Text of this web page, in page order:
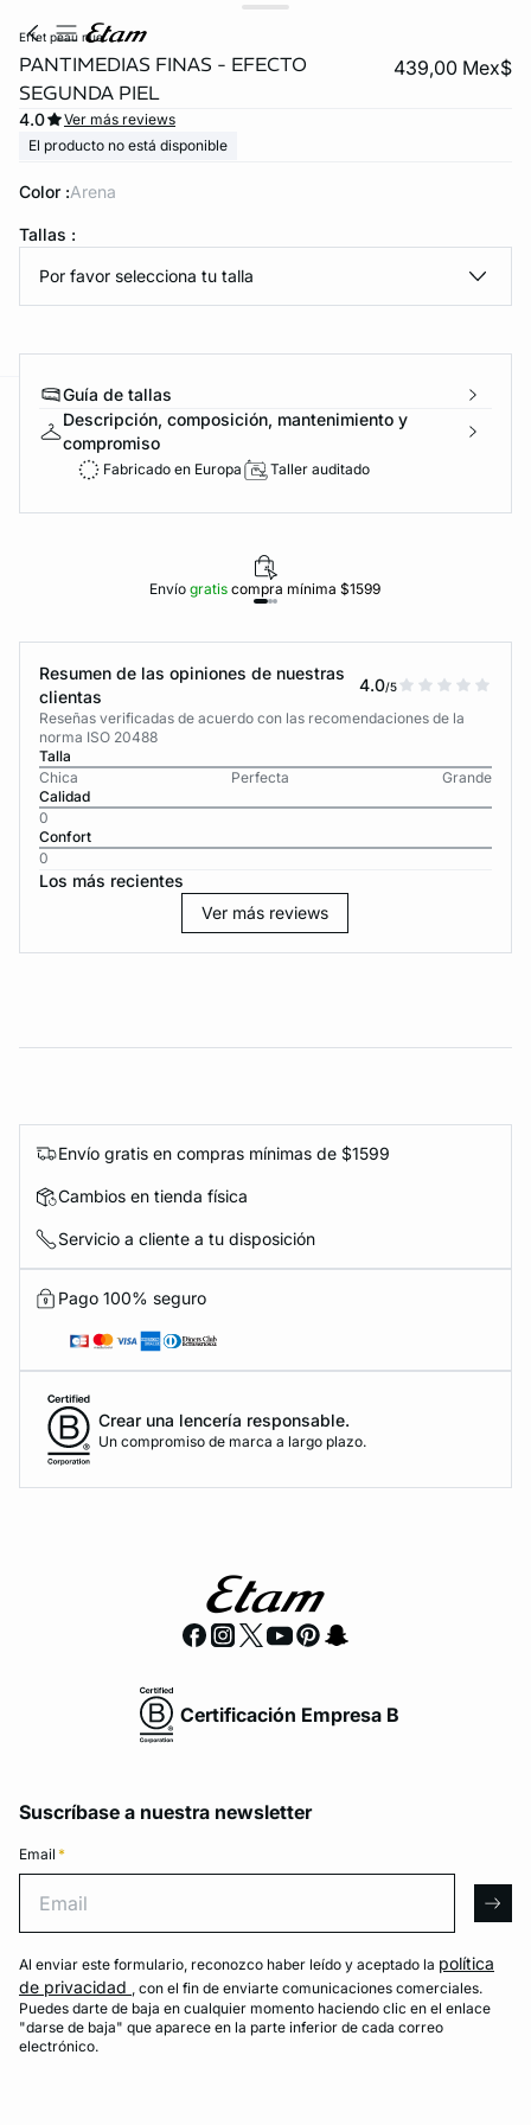
effet peau nue
PANTIMEDIAS FINAS - EFECTO
SEGUNDA PIEL
439,00 Mex$
4.0
Ver más reviews
El producto no está disponible
Color : arena
Tallas :
Por favor selecciona tu talla
Guía de tallas
Descripción, composición, mantenimiento y
compromiso
Fabricado en Europa Taller auditado
Envíogratiscompra mínima $1599
Resumen de las opiniones de nuestras
clientas
4.0/5
Reseñas verificadas de acuerdo con las recomendaciones de la
norma ISO 20488
Talla
Chica
Perfecta
Grande
Calidad
0
Confort
0
Los más recientes
Ver más reviews
Envío gratis en compras mínimas de $1599
Cambios en tienda física
Servicio a cliente a tu disposición
Pago 100% seguro
Crear una lencería responsable.
Un compromiso de marca a largo plazo.
Certificación Empresa B
Suscríbase a nuestra newsletter
Email *
Al enviar este formulario, reconozco haber leído y aceptado la política
de privacidad , con el fin de enviarte comunicaciones comerciales.
Puedes darte de baja en cualquier momento haciendo clic en el enlace
"darse de baja" que aparece en la parte inferior de cada correo
electrónico.